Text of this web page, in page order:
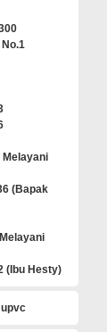
Melayani
(Bapak
(Ibu Hesty)